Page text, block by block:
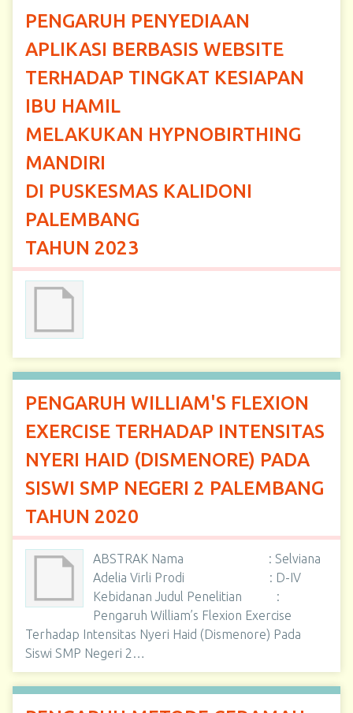
PENGARUH PENYEDIAAN
APLIKASI BERBASIS WEBSITE
TERHADAP TINGKAT KESIAPAN
IBU HAMIL
MELAKUKAN HYPNOBIRTHING
MANDIRI
DI PUSKESMAS KALIDONI
PALEMBANG
TAHUN 2023
PENGARUH WILLIAM'S FLEXION
EXERCISE TERHADAP INTENSITAS
NYERI HAID (DISMENORE) PADA
SISWI SMP NEGERI 2 PALEMBANG
TAHUN 2020
ABSTRAK Nama : Selviana
Adelia Virli Prodi : D-IV
Kebidanan Judul Penelitian :
Pengaruh William’s Flexion Exercise
Terhadap Intensitas Nyeri Haid (Dismenore) Pada
Siswi SMP Negeri 2…